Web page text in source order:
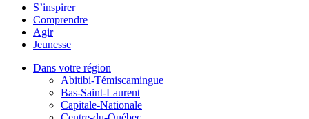
S’inspirer
Comprendre
Agir
Jeunesse
Dans votre région
Abitibi-Témiscamingue
Bas-Saint-Laurent
Capitale-Nationale